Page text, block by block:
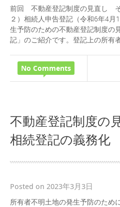
前回 不動産登記制度の見直し
２）相続人申告登記（令和6年4月
生予防のための不動産登記制度の
記」のご紹介です。登記上の所有
No Comments
不動産登記制度の
相続登記の義務化
Posted on 2023年3月3日
所有者不明土地の発生予防のため